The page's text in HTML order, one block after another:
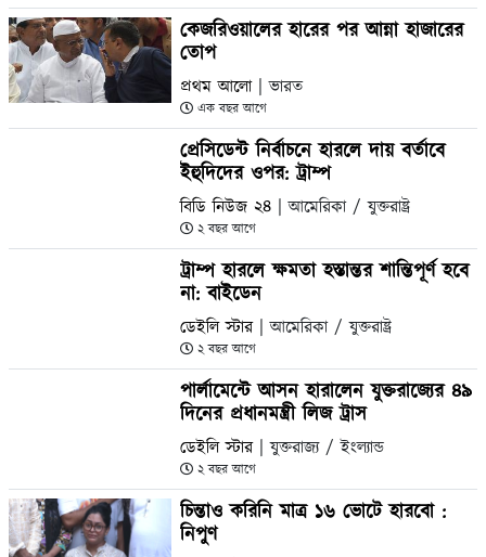
কেজরিওয়ালের হারের পর আন্না হাজারের
তোপ
প্রথম আলো | ভারত
এক বছর আগে
প্রেসিডেন্ট নির্বাচনে হারলে দায় বর্তাবে
ইহুদিদের ওপর: ট্রাম্প
বিডি নিউজ ২৪ | আমেরিকা / যুক্তরাষ্ট্র
২ বছর আগে
ট্রাম্প হারলে ক্ষমতা হস্তান্তর শান্তিপূর্ণ হবে
না: বাইডেন
ডেইলি স্টার | আমেরিকা / যুক্তরাষ্ট্র
২ বছর আগে
পার্লামেন্টে আসন হারালেন যুক্তরাজ্যের ৪৯
দিনের প্রধানমন্ত্রী লিজ ট্রাস
ডেইলি স্টার | যুক্তরাজ্য / ইংল্যান্ড
২ বছর আগে
চিন্তাও করিনি মাত্র ১৬ ভোটে হারবো :
নিপুণ